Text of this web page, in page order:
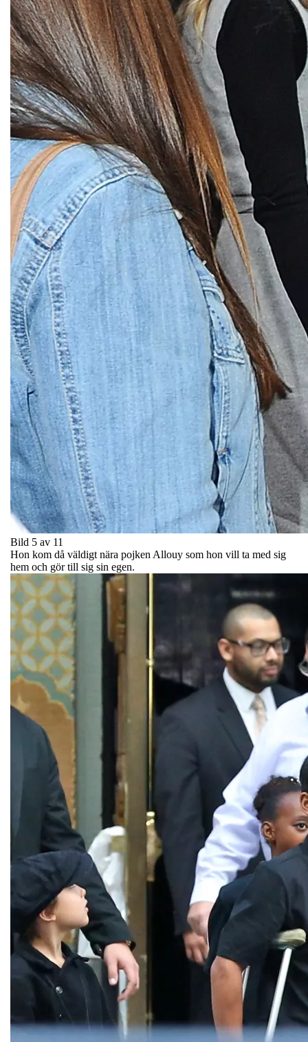
Bild 5 av 11
Hon kom då väldigt nära pojken Allouy som hon vill ta med sig
hem och gör till sig sin egen.